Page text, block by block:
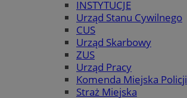
INSTYTUCJE
Urząd Stanu Cywilnego
CUS
Urząd Skarbowy
ZUS
Urząd Pracy
Komenda Miejska Policji
Straż Miejska